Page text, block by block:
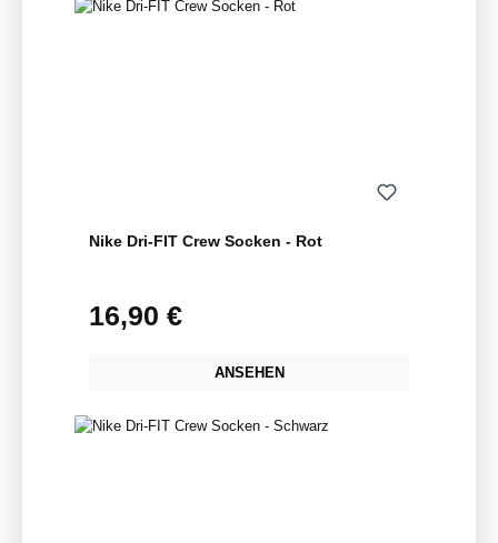
Nike Dri-FIT Crew Socken - Rot
Regulärer Preis:
16,90 €
ANSEHEN